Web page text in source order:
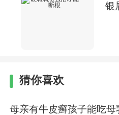
银
猜你喜欢
母亲有牛皮癣孩子能吃母